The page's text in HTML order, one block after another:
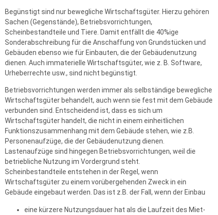
Begünstigt sind nur bewegliche Wirtschaftsgüter. Hierzu gehören
Sachen (Gegenstände), Betriebsvorrichtungen,
Scheinbestandteile und Tiere. Damit entfällt die 40%ige
Sonderabschreibung für die Anschaffung von Grundstücken und
Gebäuden ebenso wie für Einbauten, die der Gebäudenutzung
dienen. Auch immaterielle Wirtschaftsgüter, wie z. B. Software,
Urheberrechte usw., sind nicht begünstigt.
Betriebsvorrichtungen werden immer als selbständige bewegliche
Wirtschaftsgüter behandelt, auch wenn sie fest mit dem Gebäude
verbunden sind. Entscheidend ist, dass es sich um
Wirtschaftsgüter handelt, die nicht in einem einheitlichen
Funktionszusammenhang mit dem Gebäude stehen, wie z.B.
Personenaufzüge, die der Gebäudenutzung dienen.
Lastenaufzüge sind hingegen Betriebsvorrichtungen, weil die
betriebliche Nutzung im Vordergrund steht.
Scheinbestandteile entstehen in der Regel, wenn
Wirtschaftsgüter zu einem vorübergehenden Zweck in ein
Gebäude eingebaut werden. Das ist z.B. der Fall, wenn der Einbau
eine kürzere Nutzungsdauer hat als die Laufzeit des Miet-